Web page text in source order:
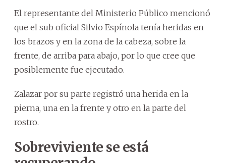
El representante del Ministerio Público mencionó
que el sub oficial Silvio Espínola tenía heridas en
los brazos y en la zona de la cabeza, sobre la
frente, de arriba para abajo, por lo que cree que
posiblemente fue ejecutado.
Zalazar por su parte registró una herida en la
pierna, una en la frente y otro en la parte del
rostro.
Sobreviviente se está